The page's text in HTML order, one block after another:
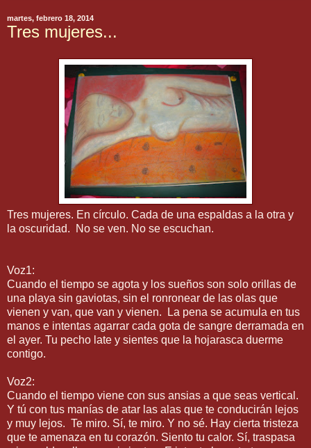
martes, febrero 18, 2014
Tres mujeres...
Tres mujeres. En círculo. Cada de una espaldas a la otra y
la oscuridad. No se ven. No se escuchan.
Voz1:
Cuando el tiempo se agota y los sueños son solo orillas de
una playa sin gaviotas, sin el ronronear de las olas que
vienen y van, que van y vienen. La pena se acumula en tus
manos e intentas agarrar cada gota de sangre derramada en
el ayer. Tu pecho late y sientes que la hojarasca duerme
contigo.
Voz2:
Cuando el tiempo viene con sus ansias a que seas vertical.
Y tú con tus manías de atar las alas que te conducirán lejos
y muy lejos. Te miro. Sí, te miro. Y no sé. Hay cierta tristeza
que te amenaza en tu corazón. Siento tu calor. Sí, traspasa